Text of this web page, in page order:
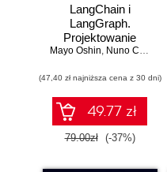
LangChain i
LangGraph.
Projektowanie
aplikacji opartych
modelach
językowych w
praktyce
Mayo Oshin, Nuno Campos
(47,40 zł najniższa cena z 30 dni)
49.77 zł
79.00zł (-37%)